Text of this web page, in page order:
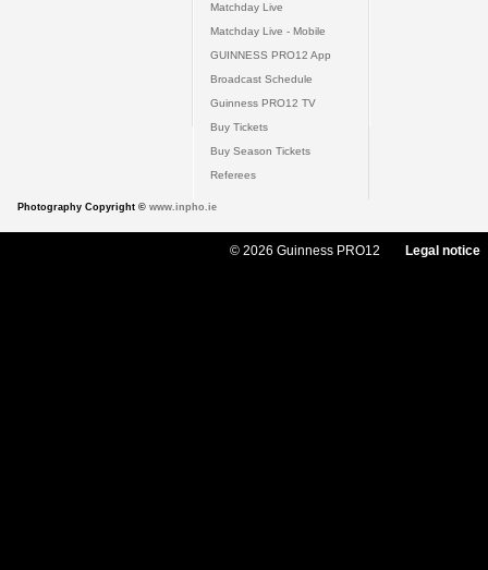
Matchday Live
Matchday Live - Mobile
GUINNESS PRO12 App
Broadcast Schedule
Guinness PRO12 TV
Buy Tickets
Buy Season Tickets
Referees
Photography Copyright © www.inpho.ie
© 2026 Guinness PRO12 Legal notice